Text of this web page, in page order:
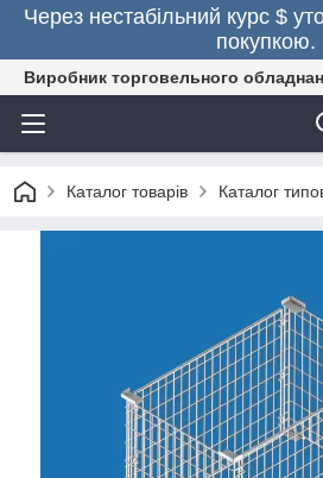
Через нестабільний курс $
покупкою.
Виробник торговельного
Каталог товарів Каталог